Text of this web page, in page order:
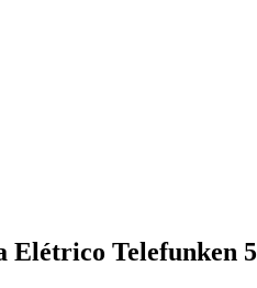
Elétrico Telefunken